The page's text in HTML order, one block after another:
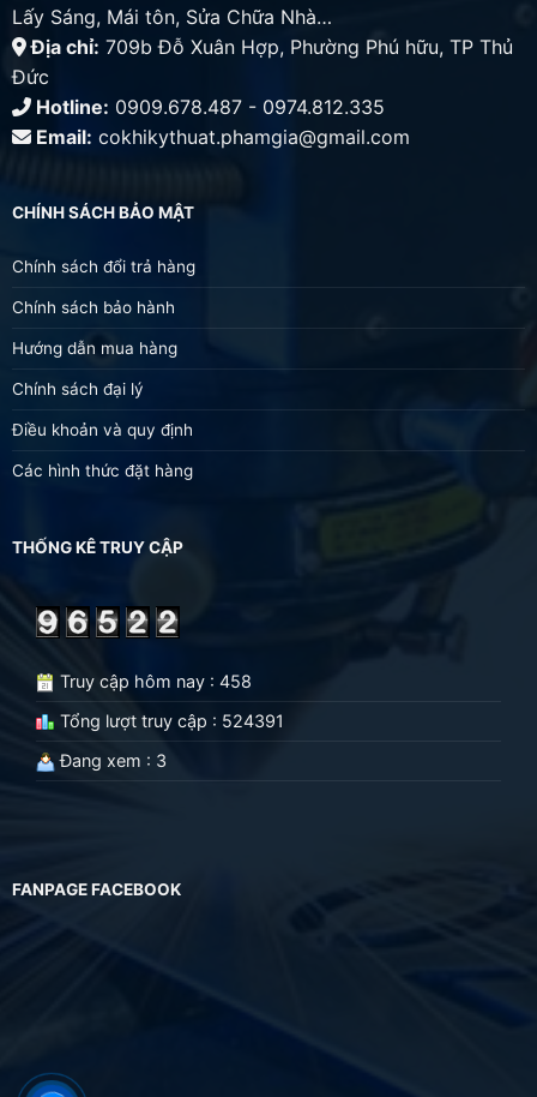
Lấy Sáng, Mái tôn, Sửa Chữa Nhà…
Địa chỉ: 709b Đỗ Xuân Hợp, Phường Phú hữu, TP Thủ
Đức
Hotline: 0909.678.487 - 0974.812.335
Email: cokhikythuat.phamgia@gmail.com
CHÍNH SÁCH BẢO MẬT
Chính sách đổi trả hàng
Chính sách bảo hành
Hướng dẫn mua hàng
Chính sách đại lý
Điều khoản và quy định
Các hình thức đặt hàng
THỐNG KÊ TRUY CẬP
Truy cập hôm nay : 458
Tổng lượt truy cập : 524391
Đang xem : 3
FANPAGE FACEBOOK